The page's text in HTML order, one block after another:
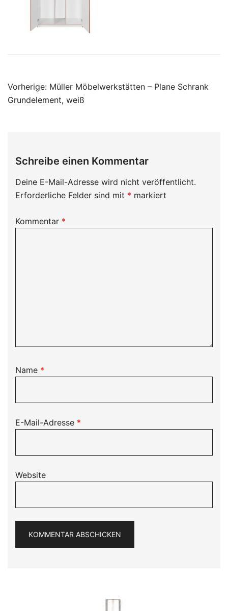
Beitragsnavigation
Vorherige: Müller Möbelwerkstätten – Plane Schrank
Grundelement, weiß
Schreibe einen Kommentar
Deine E-Mail-Adresse wird nicht veröffentlicht.
Erforderliche Felder sind mit * markiert
Kommentar *
Name *
E-Mail-Adresse *
Website